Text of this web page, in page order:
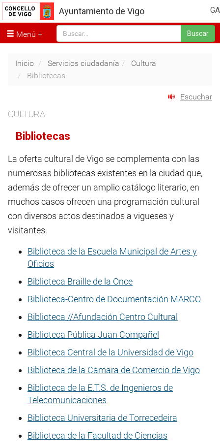
GA
Ayuntamiento de Vigo
Menú Buscar
Inicio Servicios ciudadanía
Cultura
Bibliotecas
Escuchar
CULTURA
Bibliotecas
La oferta cultural de Vigo se complementa con las
numerosas bibliotecas existentes en la ciudad que,
además de ofrecer un amplio catálogo literario, en
muchos casos ofrecen una programación cultural
con diversos actos destinados a vigueses y
visitantes.
Biblioteca de la Escuela Municipal de Artes y
Oficios
Biblioteca Braille de la Once
Biblioteca-Centro de Documentación MARCO
Biblioteca //Afundación Centro Cultural
Biblioteca Pública Juan Compañel
Biblioteca Central de la Universidad de Vigo
Biblioteca de la Cámara de Comercio de Vigo
Biblioteca de la E.T.S. de Ingenieros de
Telecomunicaciones
Biblioteca Universitaria de Torrecedeira
Biblioteca de la Facultad de Ciencias